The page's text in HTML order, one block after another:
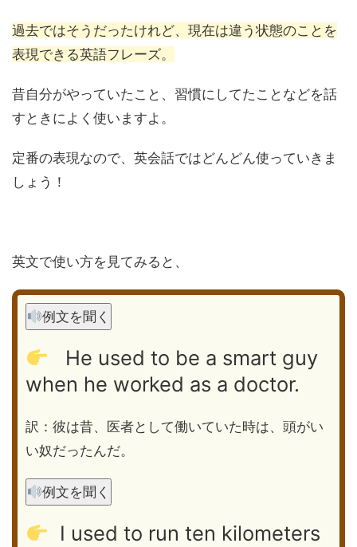
過去ではそうだったけれど、現在は違う状態のことを
表現できる英語フレーズ。
昔自分がやっていたこと、習慣にしてたことなどを話
すときによく使いますよ。
定番の表現なので、英会話ではどんどん使っていきま
しょう！
英文で使い方を見てみると、
例文を聞く
He used to be a smart guy
when he worked as a doctor.
訳：彼は昔、医者として働いていた時は、頭がい
い奴だったんだ。
例文を聞く
I used to run ten kilometers